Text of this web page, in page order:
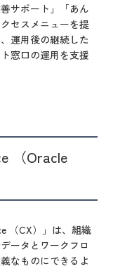
サポート」「あん
セスメニューを提
運用後の継続した
窓口の運用を支援
（Oracle
（CX）」は、組織
ータとワークフロ
なものにできるよ